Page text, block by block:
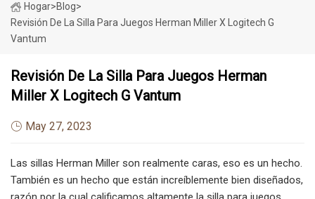
Hogar>Blog>
Revisión De La Silla Para Juegos Herman Miller X Logitech G
Vantum
Revisión De La Silla Para Juegos Herman
Miller X Logitech G Vantum
May 27, 2023
Las sillas Herman Miller son realmente caras, eso es un hecho.
También es un hecho que están increíblemente bien diseñados,